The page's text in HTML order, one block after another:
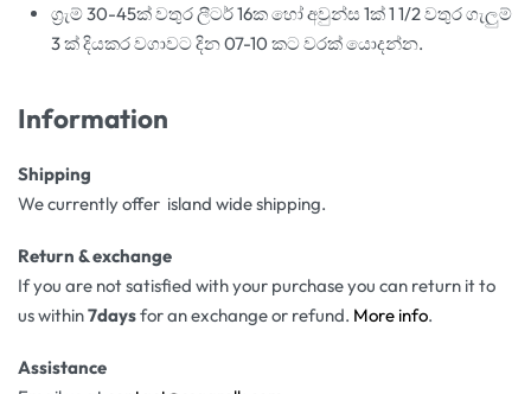
ග්‍රැම් 30-45ක් වතුර ලීටර් 16ක හෝ අවුන්ස 1ක් 1 1/2 වතුර ගැලුම්
3 ක් දියකර වගාවට දින 07-10 කට වරක් යොදන්න.
Information
Shipping
We currently offer island wide shipping.
Return & exchange
If you are not satisfied with your purchase you can return it to
us within7daysfor an exchange or refund. More info.
Assistance